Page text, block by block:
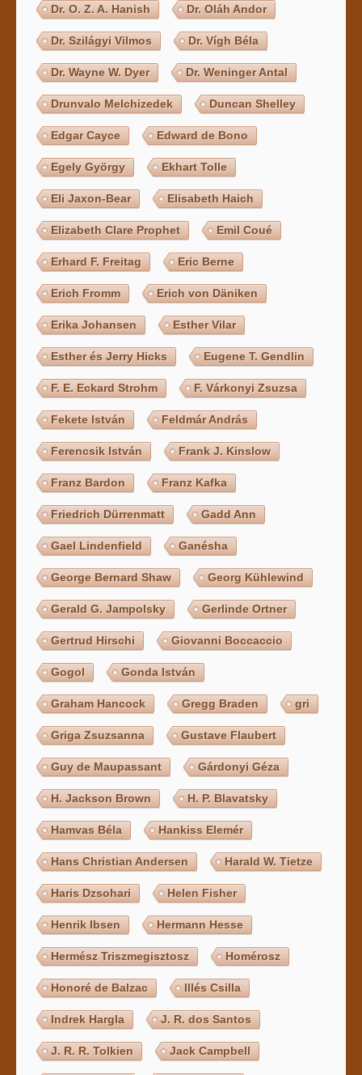
Dr. O. Z. A. Hanish Dr. Oláh Andor
Dr. Szilágyi Vilmos Dr. Vígh Béla
Dr. Wayne W. Dyer Dr. Weninger Antal
Drunvalo Melchizedek Duncan Shelley
Edgar Cayce Edward de Bono
Egely György Ekhart Tolle
Eli Jaxon-Bear Elisabeth Haich
Elizabeth Clare Prophet Emil Coué
Erhard F. Freitag Eric Berne
Erich Fromm Erich von Däniken
Erika Johansen Esther Vilar
Esther és Jerry Hicks Eugene T. Gendlin
F. E. Eckard Strohm F. Várkonyi Zsuzsa
Fekete István Feldmár András
Ferencsik István Frank J. Kinslow
Franz Bardon Franz Kafka
Friedrich Dürrenmatt Gadd Ann
Gael Lindenfield Ganésha
George Bernard Shaw Georg Kühlewind
Gerald G. Jampolsky Gerlinde Ortner
Gertrud Hirschi Giovanni Boccaccio
Gogol Gonda István
Graham Hancock Gregg Braden gri
Griga Zsuzsanna Gustave Flaubert
Guy de Maupassant Gárdonyi Géza
H. Jackson Brown H. P. Blavatsky
Hamvas Béla Hankiss Elemér
Hans Christian Andersen Harald W. Tietze
Haris Dzsohari Helen Fisher
Henrik Ibsen Hermann Hesse
Hermész Triszmegisztosz Homérosz
Honoré de Balzac Illés Csilla
Indrek Hargla J. R. dos Santos
J. R. R. Tolkien Jack Campbell